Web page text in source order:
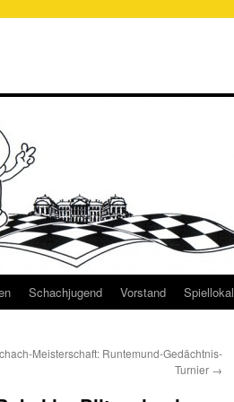
Schachjugend Vorstand Spiellokal
Meisterschaft: Runtemund-Gedächtnis-
Turnier →